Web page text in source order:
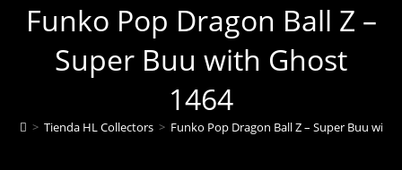
Funko Pop Dragon Ball Z –
Super Buu with Ghost
1464
> Tienda HL Collectors > Funko Pop Dragon Ball Z – Super Buu with